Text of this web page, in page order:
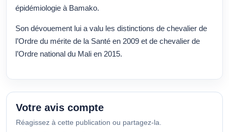
épidémiologie à Bamako.
Son dévouement lui a valu les distinctions de chevalier de
l’Ordre du mérite de la Santé en 2009 et de chevalier de
l’Ordre national du Mali en 2015.
Votre avis compte
Réagissez à cette publication ou partagez-la.